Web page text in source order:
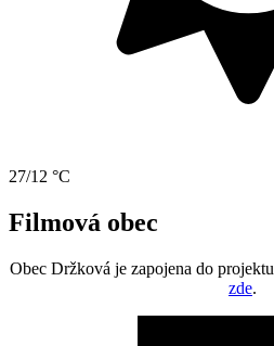
27/12 °C
Filmová obec
Obec Držková je zapojena do projektu
zde.